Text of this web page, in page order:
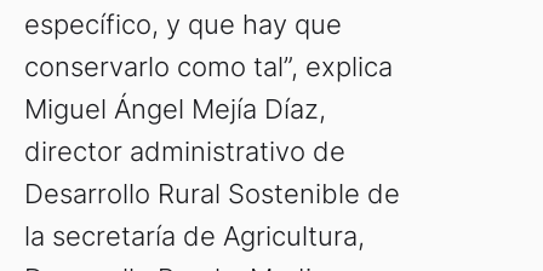
específico, y que hay que
conservarlo como tal”, explica
Miguel Ángel Mejía Díaz,
director administrativo de
Desarrollo Rural Sostenible de
la secretaría de Agricultura,